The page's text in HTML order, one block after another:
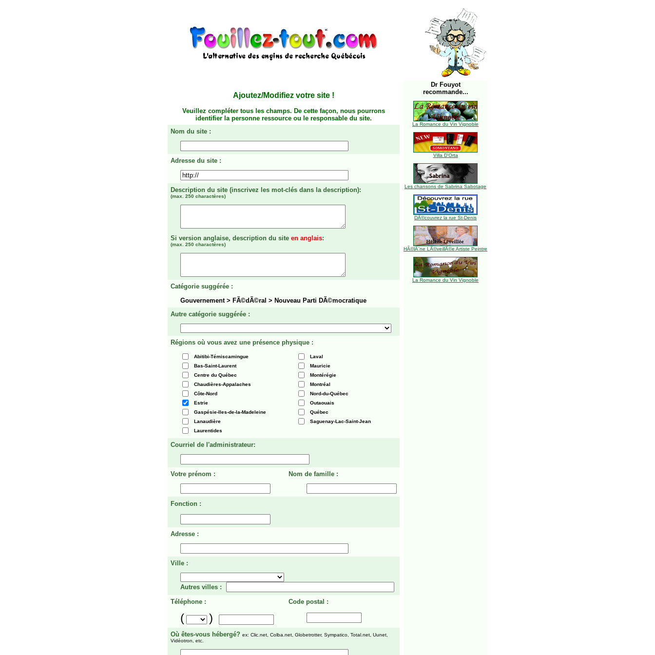
Ajoutez/Modifiez votre site !
Veuillez compléter tous les champs. De cette façon, nous pourrons
identifier la personne ressource ou le responsable du site.
Nom du site :
Adresse du site :
Description du site (inscrivez les mot-clés dans la description):
(max. 250 charactères)
Si version anglaise, description du site en anglais:
(max. 250 charactères)
Catégorie suggérée :
Gouvernement > FÃ©dÃ©ral > Nouveau Parti DÃ©mocratique
Autre catégorie suggérée :
Régions où vous avez une présence physique :
Abitibi-Témiscamingue
Laval
Bas-Saint-Laurent
Mauricie
Centre du Québec
Montérégie
Chaudières-Appalaches
Montréal
Côte-Nord
Nord-du-Québec
Estrie
Outaouais
Gaspésie-Iles-de-la-Madeleine
Québec
Lanaudière
Saguenay-Lac-Saint-Jean
Laurentides
Courriel de l'administrateur:
Votre prénom : Nom de famille :
Fonction :
Adresse :
Ville :
Autres villes :
Téléphone :
Code postal :
( )
Où êtes-vous hébergé? ex: Clic.net, Colba.net, Globetrotter, Sympatico, Total.net, Uunet,
Vidéotron, etc.
Dr Fouyot
recommande...
La Romance du Vin Vignoble
Villa D'Orta
Les chansons de Sabrina Sabotage
DÃ©couvrez la rue St-Denis
HÃ©lÃ¨ne LÃ©veillÃ©e Artiste Peintre
La Romance du Vin Vignoble